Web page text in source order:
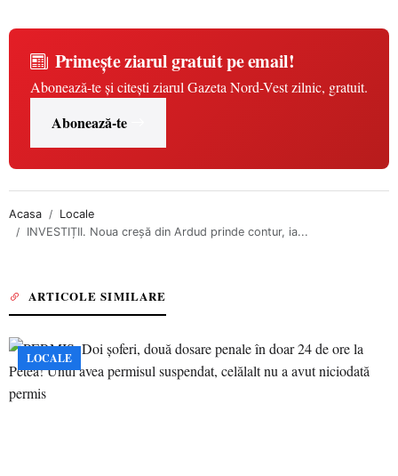
Primește ziarul gratuit pe email!
Abonează-te și citești ziarul Gazeta Nord-Vest zilnic, gratuit.
Abonează-te
Acasa
Locale
INVESTIȚII. Noua creșă din Ardud prinde contur, ia...
ARTICOLE SIMILARE
LOCALE